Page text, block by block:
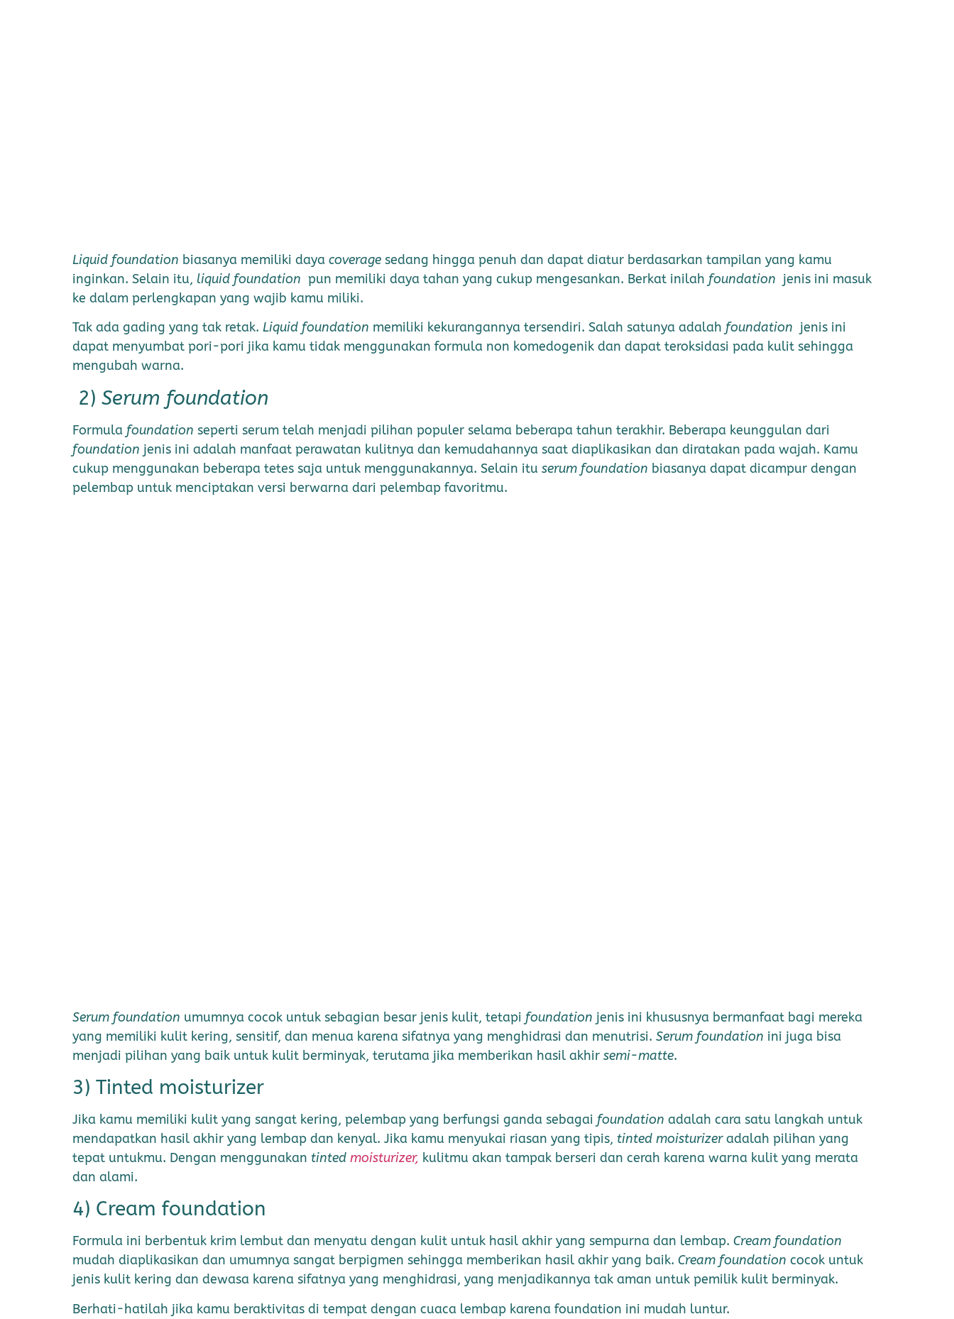
Liquid foundation biasanya memiliki daya coverage sedang hingga penuh dan dapat diatur berdasarkan tampilan yang kamu
inginkan. Selain itu, liquid foundation pun memiliki daya tahan yang cukup mengesankan. Berkat inilah foundation jenis ini masuk
ke dalam perlengkapan yang wajib kamu miliki.
Tak ada gading yang tak retak. Liquid foundation memiliki kekurangannya tersendiri. Salah satunya adalah foundation jenis ini
dapat menyumbat pori-pori jika kamu tidak menggunakan formula non komedogenik dan dapat teroksidasi pada kulit sehingga
mengubah warna.
2) Serum foundation
Formula foundation seperti serum telah menjadi pilihan populer selama beberapa tahun terakhir. Beberapa keunggulan dari
foundation jenis ini adalah manfaat perawatan kulitnya dan kemudahannya saat diaplikasikan dan diratakan pada wajah. Kamu
cukup menggunakan beberapa tetes saja untuk menggunakannya. Selain itu serum foundation biasanya dapat dicampur dengan
pelembap untuk menciptakan versi berwarna dari pelembap favoritmu.
Serum foundation umumnya cocok untuk sebagian besar jenis kulit, tetapi foundation jenis ini khususnya bermanfaat bagi mereka
yang memiliki kulit kering, sensitif, dan menua karena sifatnya yang menghidrasi dan menutrisi. Serum foundation ini juga bisa
menjadi pilihan yang baik untuk kulit berminyak, terutama jika memberikan hasil akhir semi-matte.
3) Tinted moisturizer
Jika kamu memiliki kulit yang sangat kering, pelembap yang berfungsi ganda sebagai foundation adalah cara satu langkah untuk
mendapatkan hasil akhir yang lembap dan kenyal. Jika kamu menyukai riasan yang tipis, tinted moisturizeradalah pilihan yang
tepat untukmu. Dengan menggunakan tinted moisturizer, kulitmu akan tampak berseri dan cerah karena warna kulit yang merata
dan alami.
4) Cream foundation
Formula ini berbentuk krim lembut dan menyatu dengan kulit untuk hasil akhir yang sempurna dan lembap. Cream foundation
mudah diaplikasikan dan umumnya sangat berpigmen sehingga memberikan hasil akhir yang baik. Cream foundation cocok untuk
jenis kulit kering dan dewasa karena sifatnya yang menghidrasi, yang menjadikannya tak aman untuk pemilik kulit berminyak.
Berhati-hatilah jika kamu beraktivitas di tempat dengan cuaca lembap karena foundation ini mudah luntur.